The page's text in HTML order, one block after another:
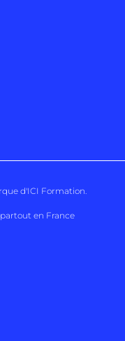
d'ICI Formation.
en France